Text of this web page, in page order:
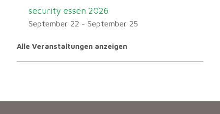
security essen 2026
September 22 - September 25
Alle Veranstaltungen anzeigen